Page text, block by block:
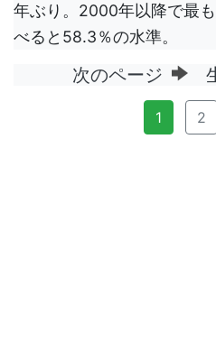
年ぶり。2000年以降で最
べると58.3％の水準。
次のページ
1 2